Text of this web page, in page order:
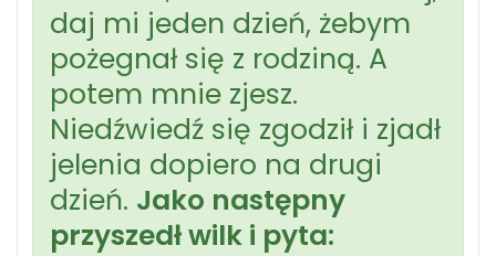
daj mi jeden dzień, żebym
pożegnał się z rodziną. A
potem mnie zjesz.
Niedźwiedź się zgodził i zjadł
jelenia dopiero na drugi
dzień. Jako następny
przyszedł wilk i pyta: